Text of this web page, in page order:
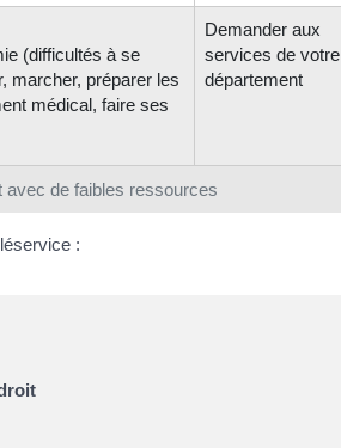
avec de faibles ressources
(difficultés à se
marcher, préparer les
médical, faire ses
Demander aux
services de votre
département
: